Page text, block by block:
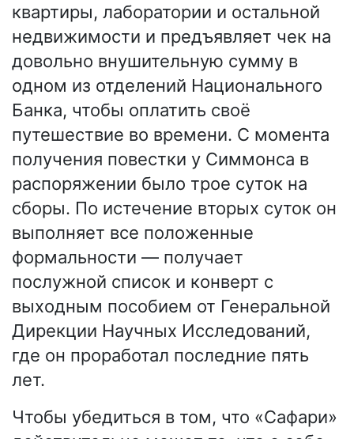
квартиры, лаборатории и остальной
недвижимости и предъявляет чек на
довольно внушительную сумму в
одном из отделений Национального
Банка, чтобы оплатить своё
путешествие во времени. С момента
получения повестки у Симмонса в
распоряжении было трое суток на
сборы. По истечение вторых суток он
выполняет все положенные
формальности — получает
послужной список и конверт с
выходным пособием от Генеральной
Дирекции Научных Исследований,
где он проработал последние пять
лет.
Чтобы убедиться в том, что «Сафари»